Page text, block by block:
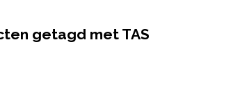
getagd met TAS